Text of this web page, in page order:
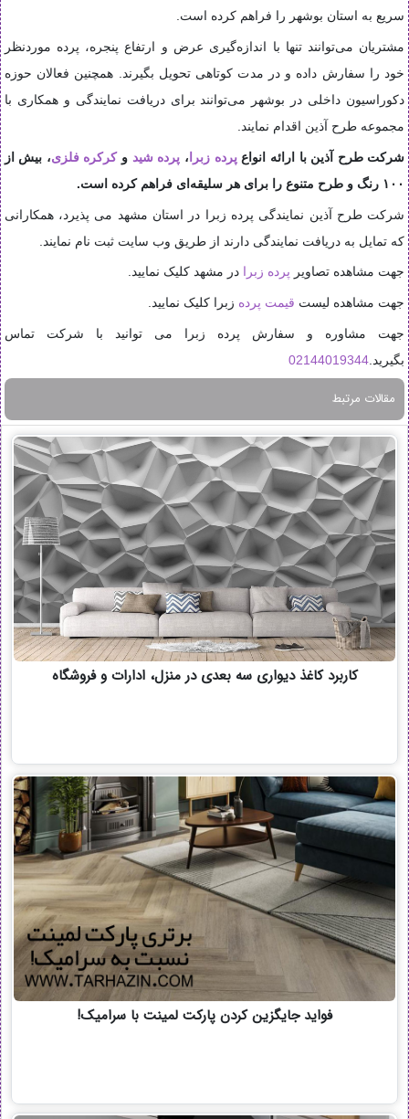
سریع به استان بوشهر را فراهم کرده است.
مشتریان می‌توانند تنها با اندازه‌گیری عرض و ارتفاع پنجره، پرده موردنظر
خود را سفارش داده و در مدت کوتاهی تحویل بگیرند. همچنین فعالان حوزه
دکوراسیون داخلی در بوشهر می‌توانند برای دریافت نمایندگی و همکاری با
مجموعه طرح آذین اقدام نمایند.
شرکت طرح آذین با ارائه انواعپرده زبرا ، پرده شید وکرکره فلزی، بیش از
۱۰۰ رنگ و طرح متنوع را برای هر سلیقه‌ای فراهم کرده است.
شرکت طرح آذین نمایندگی پرده زبرا در استان مشهد می پذیرد، همکارانی
که تمایل به دریافت نمایندگی دارند از طریق وب سایت ثبت نام نمایند.
جهت مشاهده تصاویر پرده زبرا در مشهد کلیک نمایید.
جهت مشاهده لیست قیمت پرده زبرا کلیک نمایید.
جهت مشاوره و سفارش پرده زبرا می توانید با شرکت تماس
بگیرید. 02144019344
مقالات مرتبط
کاربرد کاغذ دیواری سه بعدی در منزل، ادارات و فروشگاه
فواید جایگزین کردن پارکت لمینت با سرامیک!